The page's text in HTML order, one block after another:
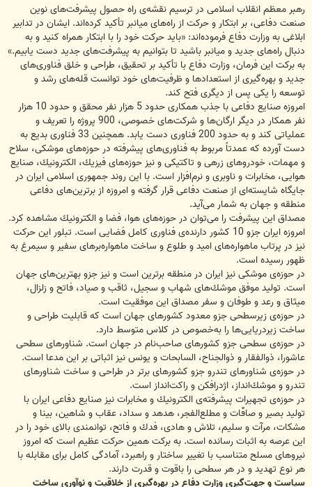
رهبر معظم انقلاب اسلامی در ترسیم نقشه‌ی راه حصول پیشرفت‌های نوین
صنعت دفاعی، بر ابتكار و حركت از راه‌های میانبر تأكید كرده‌اند. ایشان در تدابیر
ابلاغی به وزارت دفاع فرموده‌اند: «باید حركت خود را با ابتكار همراه كنید و به
دنبال راه‌های جدید و میانبر باشید تا بتوانیم به پیشرفت‌های جدید دست یابیم.»
به بركت این فرمان، وزارت دفاع با تأكید بر تحقیق، طراحی و خلق فناوری‌های
جدید و بهره‌گیری از استعداد‌ها و ظرفیت‌های خود توانست قله‌های رشد و
توسعه را یكی پس از دیگری فتح كند.
امروزه صنایع دفاعی با جذب همكاری حدود 5 هزار نفر محقق و حدود 10 هزار
نفر همكار در دیگر ارگان‌ها و شركت‌های خصوصی، 900 پروژه را تعریف و
عملیاتی كند و به حدود 200 فناوری دست یابد. همچنین 33 فناوری بدیع به
دست آورده كه عمدتاً مربوط به فناوری‌های پیشرفته در حوزه‌های موشكی، سلاح
و مهمات، خودروهای زرهی و تاكتیكی و نیز حوزه‌های فیزیك، الكترونیك، صنایع
هوایی، مخابرات و ناوبری و نرم‌افزار است. با این روند جمهوری اسلامی ایران در
جایگاه شایسته‌‌ای از صنعت دفاعی قرار گرفته و امروزه از برترین‌های دفاعی
منطقه و جهان به شمار می‌آید.
مصداق این پیشرفت را می‌توان در حوزه‌های هوا، فضا و الكترونیك مشاهده كرد.
امروزه ایران جزو 10 كشور دارنده‌ی فناوری كامل فضایی است. تبلور این حركت
نیز در پرتاب ماهواره‌های امید و طلوع و ساخت ماهواره‌برهای سفیر و سیمرغ به
ظهور رسیده است.
در حوزه‌ی موشكی نیز ایران در منطقه برترین است و نیز جزو بهترین‌های جهان
است. تولید موفق موشك‌های شهاب و سجیل، ثاقب و صیاد، فاتح و زلزال،
میثاق و رعد و طوفان و سفر مصداق این موفقیت است.
در حوزه‌ی زیرسطحی جزو معدود كشورهای جهان است كه قابلیت طراحی و
ساخت زیردریایی‌ها را به‌خصوص در كلاس متوسط دارد.
در حوزه‌ی سطحی جزو كشورهای صاحب‌نام در جهان است. شناورهای سطحی
عاشورا، ذوالفقار و ذوالجناح، السابحات و یونس نیز اثباتی بر این مدعا است.
در حوزه‌ی شناورهای تندرو جزو كشورهای برتر در طراحی و ساخت شناورهای
تندرو و موشك‌انداز، اژدرافكن و راكت‌انداز است.
در حوزه‌ی تجهیرات پیشرفته‌ی الكترونیك و مخابرات نیز صنایع دفاعی ایران با
تولید بصیر و صافّات و مطلع‌الفجر، هدهد و سداد، عقاب و شاهین، بینا و
مشكات، مرآت و سلیم، تلاش و هادی، فدك و فاتح، توانمندی بالای خود را در
این عرصه به اثبات رسانده است. به بركت همین حركت عظیم است كه امروز
نیروهای مسلح متناسب با تغییر ساختار و راهبرد، آمادگی كامل برای مقابله با
هر نوع تهدید و در هر سطحی را باقوت و قدرت دارند.
سیاست و جهت‌گیری وزارت دفاع در بهره‌گیری از خلاقیت و نوآوری ساخت